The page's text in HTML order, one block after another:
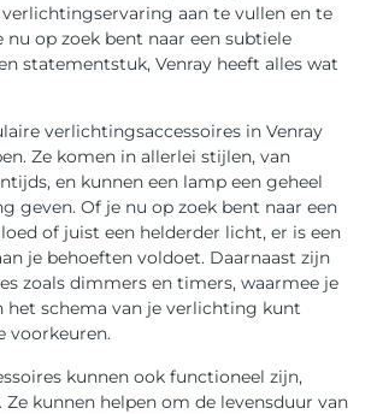
aan te vullen en te
nu op zoek bent naar een subtiele
statementstuk, Venray heeft alles wat
verlichtingsaccessoires in Venray
Ze komen in allerlei stijlen, van
en kunnen een lamp een geheel
geven. Of je nu op zoek bent naar een
of juist een helderder licht, er is een
je behoeften voldoet. Daarnaast zijn
zoals dimmers en timers, waarmee je
het schema van je verlichting kunt
voorkeuren.
kunnen ook functioneel zijn,
Ze kunnen helpen om de levensduur van